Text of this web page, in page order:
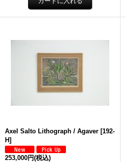
Axel Salto Lithograph / Agaver [192-
H]
253,000円(税込)